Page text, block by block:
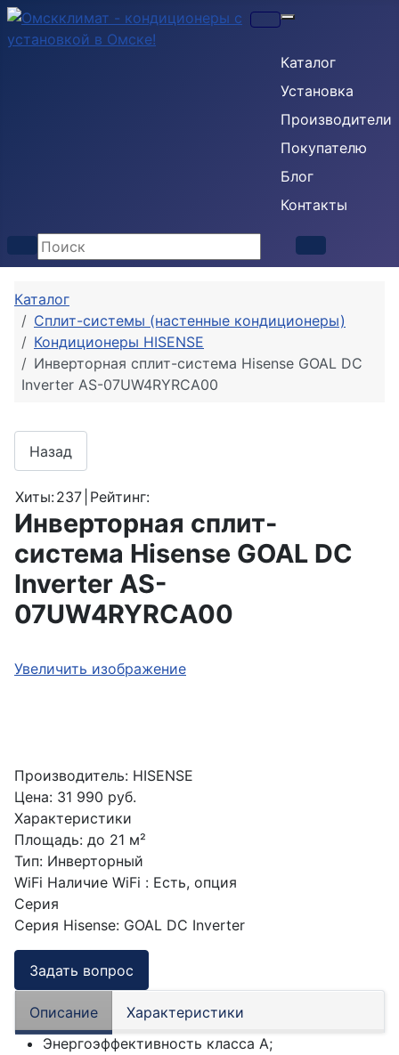
Каталог
Установка
Производители
Покупателю
Блог
Контакты
Каталог
Сплит-системы (настенные кондиционеры)
Кондиционеры HISENSE
Инверторная сплит-система Hisense GOAL DC
Inverter AS-07UW4RYRCA00
Хиты:237 Рейтинг:
Инверторная сплит-
система Hisense GOAL DC
Inverter AS-
07UW4RYRCA00
Увеличить изображение
Производитель: HISENSE
Цена: 31 990 руб.
Характеристики
Площадь: до 21 м²
Тип: Инверторный
WiFi Наличие WiFi : Есть, опция
Серия
Серия Hisense: GOAL DC Inverter
Задать вопрос
Описание
Характеристики
Энергоэффективность класса А;